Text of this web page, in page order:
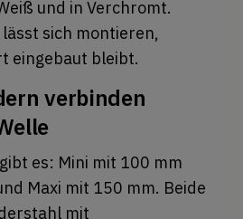
und in Verchromt.
sich montieren,
eingebaut bleibt.
verbinden
es: Mini mit 100 mm
Maxi mit 150 mm. Beide
mit